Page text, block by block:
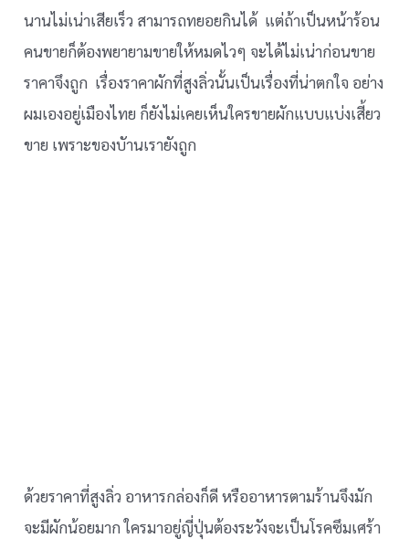
นานไม่เน่าเสียเร็ว สามารถทยอยกินได้ แต่ถ้าเป็นหน้าร้อน
คนขายก็ต้องพยายามขายให้หมดไวๆ จะได้ไม่เน่าก่อนขาย
ราคาจึงถูก เรื่องราคาผักที่สูงลิ่วนั้นเป็นเรื่องที่น่าตกใจ อย่าง
ผมเองอยู่เมืองไทย ก็ยังไม่เคยเห็นใครขายผักแบบแบ่งเสี้ยว
ขาย เพราะของบัานเรายังถูก
ด้วยราคาที่สูงลิ่ว อาหารกล่องก็ดี หรืออาหารตามร้านจึงมัก
จะมีผักน้อยมาก ใครมาอยู่ญี่ปุ่นต้องระวังจะเป็นโรคซึมเศร้า